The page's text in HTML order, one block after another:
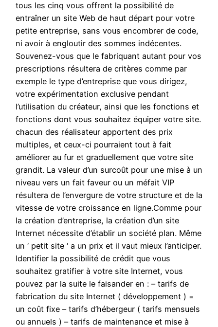
tous les cinq vous offrent la possibilité de
entraîner un site Web de haut départ pour votre
petite entreprise, sans vous encombrer de code,
ni avoir à engloutir des sommes indécentes.
Souvenez-vous que le fabriquant autant pour vos
prescriptions résultera de critères comme par
exemple le type d’entreprise que vous dirigez,
votre expérimentation exclusive pendant
l’utilisation du créateur, ainsi que les fonctions et
fonctions dont vous souhaitez équiper votre site.
chacun des réalisateur apportent des prix
multiples, et ceux-ci pourraient tout à fait
améliorer au fur et graduellement que votre site
grandit. La valeur d’un surcoût pour une mise à un
niveau vers un fait faveur ou un méfait VIP
résultera de l’envergure de votre structure et de la
vitesse de votre croissance en ligne.Comme pour
la création d’entreprise, la création d’un site
Internet nécessite d’établir un société plan. Même
un ‘ petit site ‘ a un prix et il vaut mieux l’anticiper.
Identifier la possibilité de crédit que vous
souhaitez gratifier à votre site Internet, vous
pouvez par la suite le faisander en : – tarifs de
fabrication du site Internet ( développement ) =
un coût fixe – tarifs d’hébergeur ( tarifs mensuels
ou annuels ) – tarifs de maintenance et mise à